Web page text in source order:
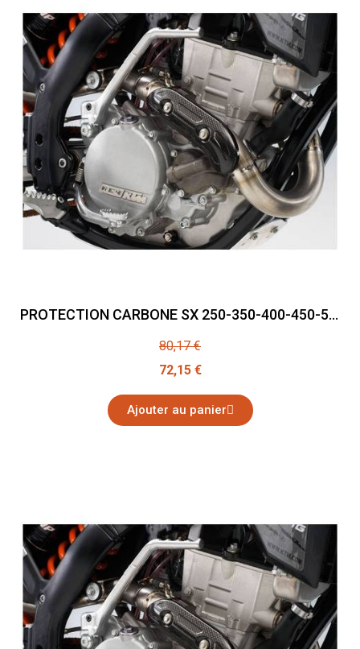
PROTECTION CARBONE SX 250-350-400-450-525-530 2005-2012
80,17 €
72,15 €
Ajouter au panier